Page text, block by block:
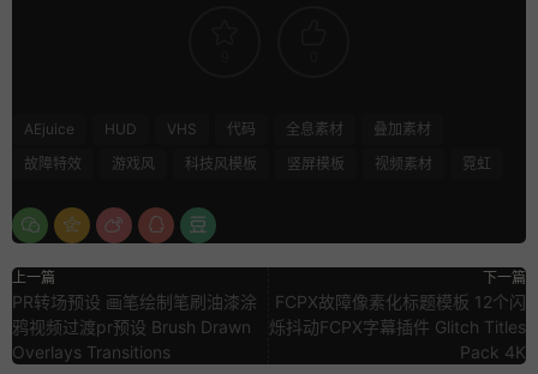
AEjuice HUD VHS 代码 全息素材
叠加素材
故障特效
游戏风 科技风模板 竖屏模板 视频素材 霓虹
上一篇
PR转场预设 画笔绘制笔刷油漆涂
鸦视频过渡pr预设 Brush Drawn
Overlays Transitions
下一篇
FCPX故障像素化标题模板 12个闪
烁抖动FCPX字幕插件 Glitch Titles
Pack 4K